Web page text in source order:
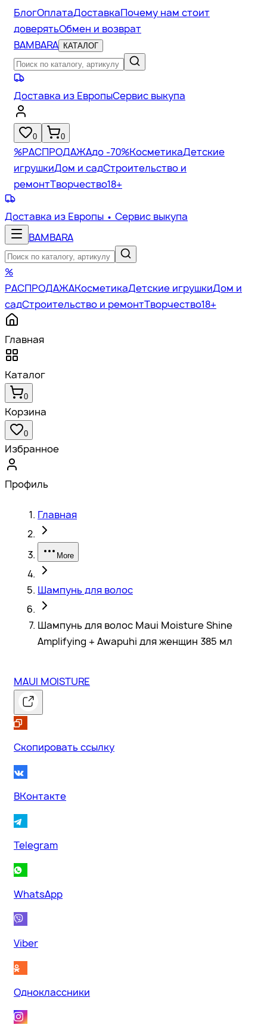
БлогОплатаДоставкаПочему нам стоит
доверятьОбмен и возврат
BAMBARA
КАТАЛОГ
Доставка из ЕвропыСервис выкупа
0 0
%РАСПРОДАЖАдо -70%КосметикаДетские
игрушкиДом и садСтроительство и
ремонтТворчество18+
Доставка из Европы • Сервис выкупа
BAMBARA
%
РАСПРОДАЖАКосметикаДетские игрушкиДом и
садСтроительство и ремонтТворчество18+
Главная
Каталог
0
Корзина
0
Избранное
Профиль
Главная
More
Шампунь для волос
Шампунь для волос Maui Moisture Shine
Amplifying + Awapuhi для женщин 385 мл
MAUI MOISTURE
Скопировать ссылку
ВКонтакте
Telegram
WhatsApp
Viber
Одноклассники